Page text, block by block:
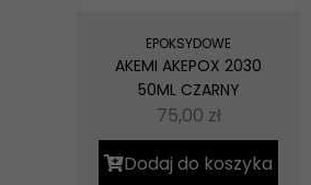
EPOKSYDOWE
AKEMI AKEPOX 2030
50ML CZARNY
75,00 zł
Dodaj do koszyka